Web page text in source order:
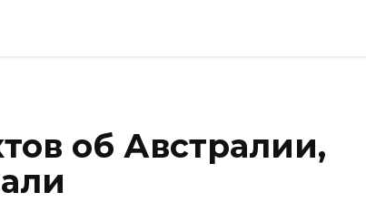
об Австралии,